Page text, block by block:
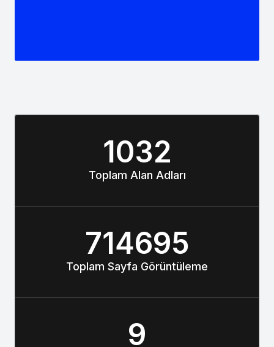
1032
Toplam Alan Adları
714695
Toplam Sayfa Görüntüleme
9